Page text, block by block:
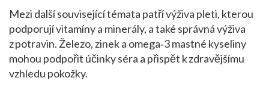
Mezi další související témata patří výživa pleti, kterou
podporují vitamíny a minerály, a také správná výživa
z potravin. Železo, zinek a omega‑3 mastné kyseliny
mohou podpořit účinky séra a přispět k zdravějšímu
vzhledu pokožky.